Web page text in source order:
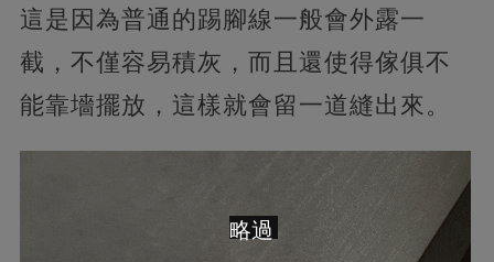
這是因為普通的踢腳線一般會外露一
截，不僅容易積灰，而且還使得傢俱不
能靠墻擺放，這樣就會留一道縫出來。
略過